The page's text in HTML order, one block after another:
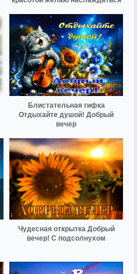
Блистательная гифка
Отдыхайте душой! Добрый
вечер
Чудесная открытка Добрый
вечер! С подсолнухом